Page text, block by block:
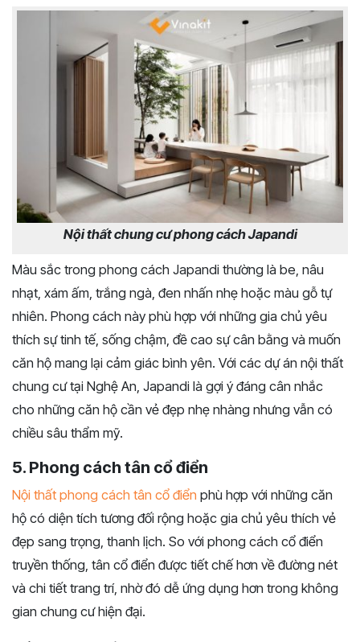
Nội thất chung cư phong cách Japandi
Màu sắc trong phong cách Japandi thường là be, nâu
nhạt, xám ấm, trắng ngà, đen nhấn nhẹ hoặc màu gỗ tự
nhiên. Phong cách này phù hợp với những gia chủ yêu
thích sự tinh tế, sống chậm, đề cao sự cân bằng và muốn
căn hộ mang lại cảm giác bình yên. Với các dự án nội thất
chung cư tại Nghệ An, Japandi là gợi ý đáng cân nhắc
cho những căn hộ cần vẻ đẹp nhẹ nhàng nhưng vẫn có
chiều sâu thẩm mỹ.
5. Phong cách tân cổ điển
Nội thất phong cách tân cổ điển phù hợp với những căn
hộ có diện tích tương đối rộng hoặc gia chủ yêu thích vẻ
đẹp sang trọng, thanh lịch. So với phong cách cổ điển
truyền thống, tân cổ điển được tiết chế hơn về đường nét
và chi tiết trang trí, nhờ đó dễ ứng dụng hơn trong không
gian chung cư hiện đại.